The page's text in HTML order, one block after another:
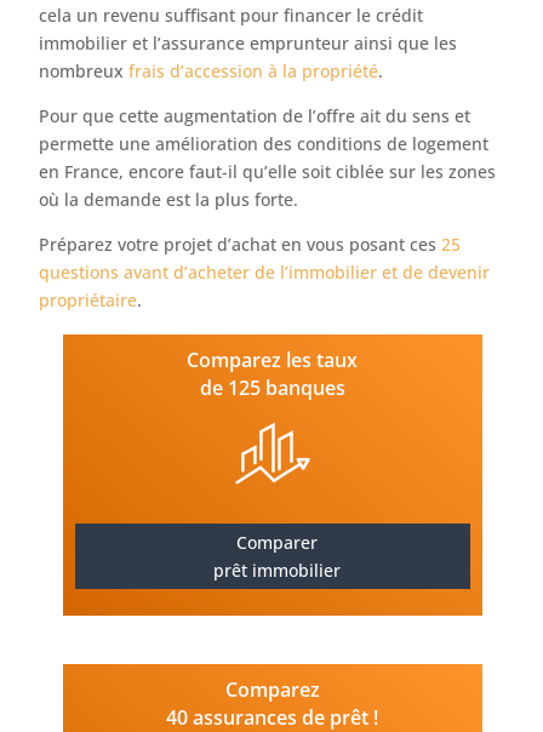
cela un revenu suffisant pour financer le crédit
immobilier et l’assurance emprunteur ainsi que les
nombreuxfrais d’accession à la propriété.
Pour que cette augmentation de l’offre ait du sens et
permette une amélioration des conditions de logement
en France, encore faut-il qu’elle soit ciblée sur les zones
où la demande est la plus forte.
Préparez votre projet d’achat en vous posant ces25
questions avant d’acheter de l’immobilier et de devenir
propriétaire.
Comparez les taux
de 125 banques
Comparer
prêt immobilier
Comparez
40 assurances de prêt !